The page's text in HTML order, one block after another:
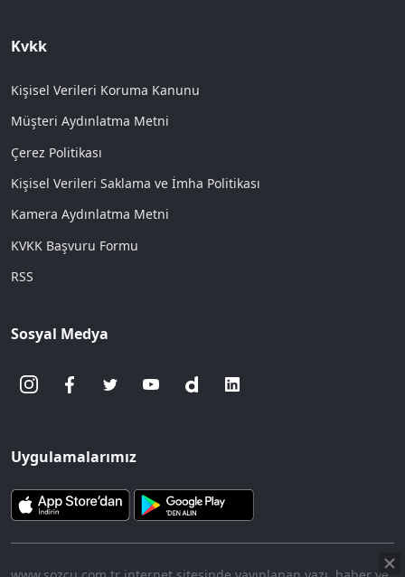
Kvkk
Kişisel Verileri Koruma Kanunu
Müşteri Aydınlatma Metni
Çerez Politikası
Kişisel Verileri Saklama ve İmha Politikası
Kamera Aydınlatma Metni
KVKK Başvuru Formu
RSS
Sosyal Medya
Uygulamalarımız